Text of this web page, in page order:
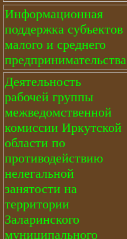
Информационная
поддержка субъектов
малого и среднего
предпринимательства
Деятельность
рабочей группы
межведомственной
комиссии Иркутской
области по
противодействию
нелегальной
занятости на
территории
Заларинского
муниципального